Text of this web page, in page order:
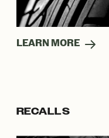
LEARN MORE
RECALLS